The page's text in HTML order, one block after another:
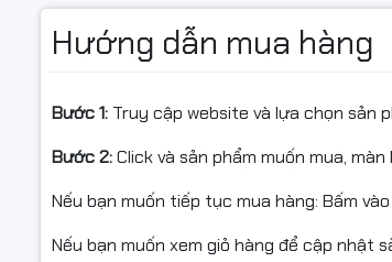
Hướng dẫn mua hàng
Bước 1: Truy cập website và lựa chọn sản
Bước 2:Click và sản phẩm muốn mua,
Nếu bạn muốn tiếp tục mua hàng: Bấm
Nếu bạn muốn xem giỏ hàng để cập nhật